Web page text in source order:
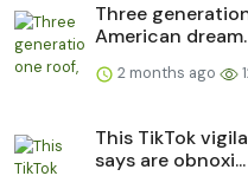
Three
American dream.
2 months ago
This TikTok
says are obnoxi...